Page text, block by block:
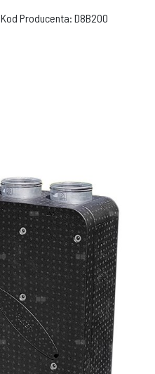
Kod Producenta: D8B200